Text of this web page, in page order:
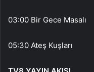
03:00 Bir Gece Masalı
05:30 Ateş Kuşları